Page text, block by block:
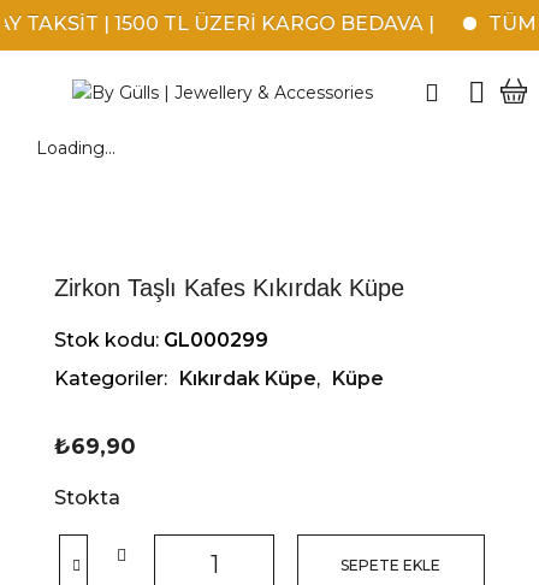
TAKSİT | 1500 TL ÜZERİ KARGO BEDAVA | TÜM
Loading...
Zirkon Taşlı Kafes Kıkırdak Küpe
Stok kodu: GL000299
Kategoriler: Kıkırdak Küpe, Küpe
₺69,90
Stokta
SEPETE EKLE